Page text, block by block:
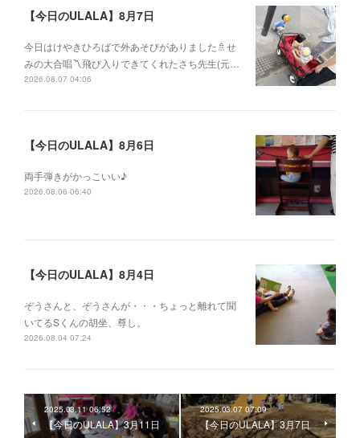
【今日のULALA】8月7日
今日はけやきひろばで外あそびがありました🚿せ
みの大合唱〽飛び入りできてくれたさち先生(元…
2026.08.07 04:06
【今日のULALA】8月6日
両手弾きがかっこいい♪
2026.08.06 06:40
【今日のULALA】8月4日
ぞうさんと、ぞうさんが・・・ちょっと離れて聞
いてるSくんの胡坐、尊し。
2026.08.04 07:24
2025.03.11 06:52
【今日のULALA】3月11日
2025.03.07 07:09
【今日のULALA】3月7日